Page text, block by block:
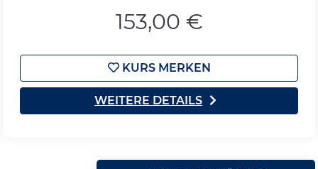
153,00 €
KURS MERKEN
WEITERE DETAILS